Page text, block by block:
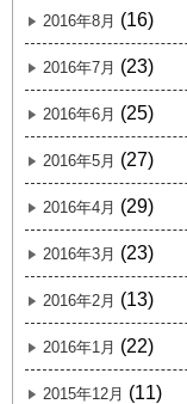
2016年8月 (16)
2016年7月 (23)
2016年6月 (25)
2016年5月 (27)
2016年4月 (29)
2016年3月 (23)
2016年2月 (13)
2016年1月 (22)
2015年12月 (11)